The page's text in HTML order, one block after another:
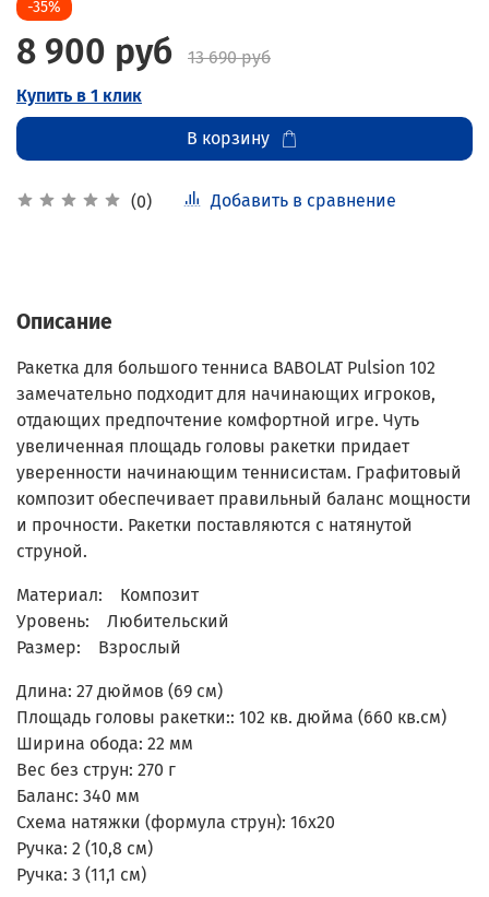
(0) Добавить в сравнение
-35%
8 900 руб
13 690 руб
Купить в 1 клик
В корзину
Описание
Ракетка для большого тенниса BABOLAT Pulsion 102
замечательно подходит для начинающих игроков,
отдающих предпочтение комфортной игре. Чуть
увеличенная площадь головы ракетки придает
уверенности начинающим теннисистам. Графитовый
композит обеспечивает правильный баланс мощности
и прочности. Ракетки поставляются с натянутой
струной.
Материал: Композит
Уровень: Любительский
Размер: Взрослый
Длина: 27 дюймов (69 см)
Площадь головы ракетки:: 102 кв. дюйма (660 кв.см)
Ширина обода: 22 мм
Вес без струн: 270 г
Баланс: 340 мм
Схема натяжки (формула струн): 16x20
Ручка: 2 (10,8 см)
Ручка: 3 (11,1 см)